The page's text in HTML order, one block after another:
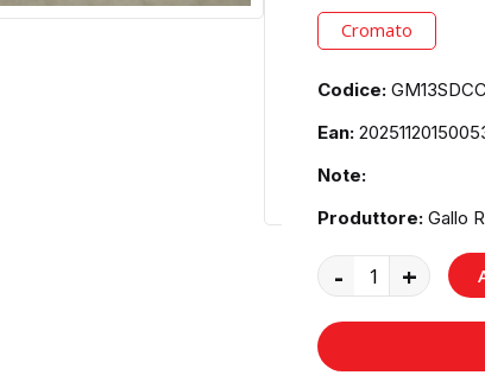
Cromato
Codice:
Ean:
Note:
Produttore: Gallo
- +